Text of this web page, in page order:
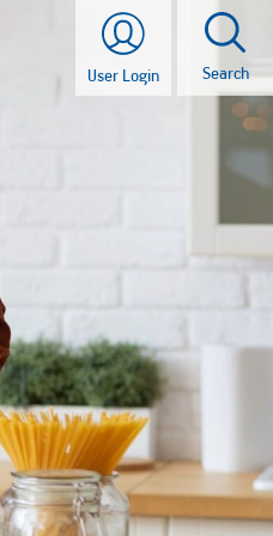
User Login Search